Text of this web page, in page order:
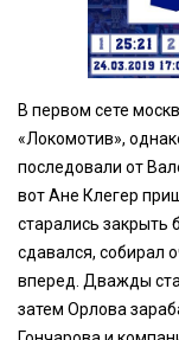
В первом сете
«Локомотив»,
последовали от
вот Ане Клегер
старались закрыть
сдавался, собирал
вперед. Дважды
затем Орлова